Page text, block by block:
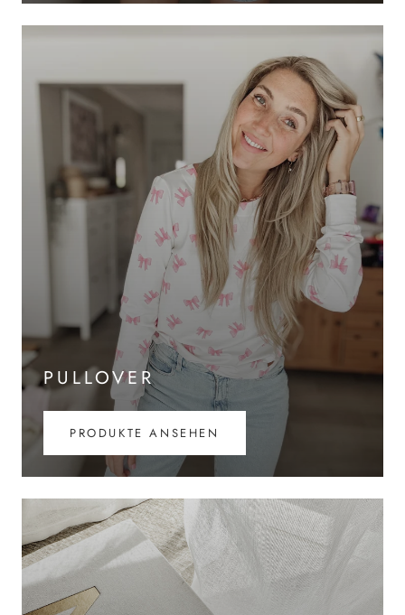
PULLOVER
PRODUKTE ANSEHEN